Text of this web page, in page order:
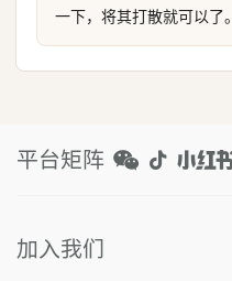
一下，将其打散就可以了。
平台矩阵
加入我们